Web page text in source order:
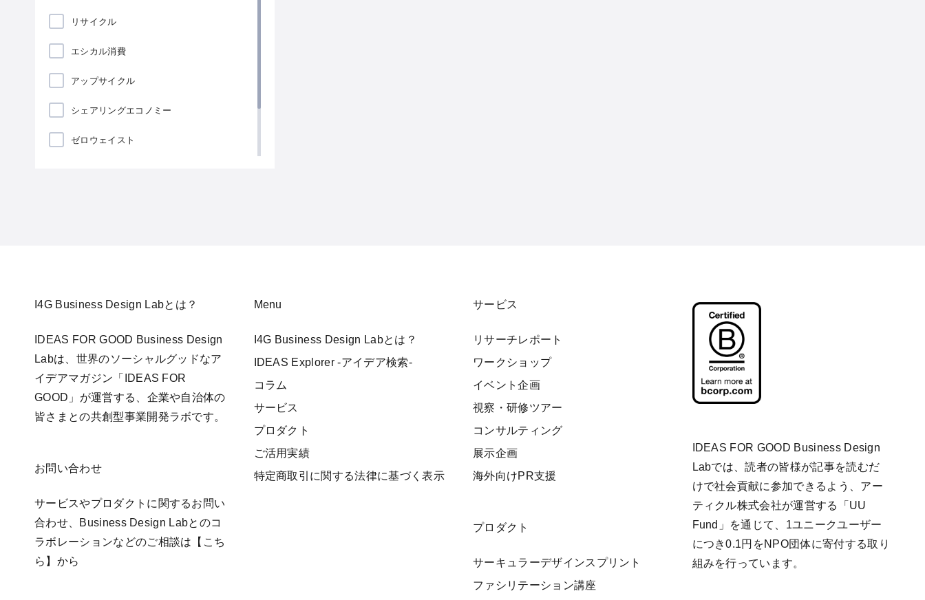
リサイクル
エシカル消費
アップサイクル
シェアリングエコノミー
ゼロウェイスト
I4G Business Design Labとは？
IDEAS FOR GOOD Business Design
Labは、世界のソーシャルグッドなア
イデアマガジン「IDEAS FOR
GOOD」が運営する、企業や自治体の
皆さまとの共創型事業開発ラボです。
お問い合わせ
サービスやプロダクトに関するお問い
合わせ、Business Design Labとのコ
ラボレーションなどのご相談は 【こち
ら】 から
Menu
I4G Business Design Labとは？
IDEAS Explorer -アイデア検索-
コラム
サービス
プロダクト
ご活用実績
特定商取引に関する法律に基づく表示
サービス
リサーチレポート
ワークショップ
イベント企画
視察・研修ツアー
コンサルティング
展示企画
海外向けPR支援
プロダクト
サーキュラーデザインスプリント
ファシリテーション講座
IDEAS FOR GOOD Business Design
Labでは、読者の皆様が記事を読むだ
けで社会貢献に参加できるよう、アー
ティクル株式会社が運営する「 UU
Fund 」を通じて、1ユニークユーザー
につき0.1円をNPO団体に寄付する取り
組みを行っています。